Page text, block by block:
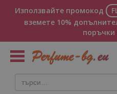
Използвайте промокод
вземете 10%
поръчки
Toggle
navigation